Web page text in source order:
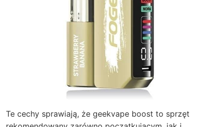
Te cechy sprawiają, że geekvape boost to sprzęt